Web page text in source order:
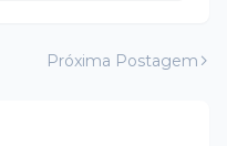
Próxima Postagem